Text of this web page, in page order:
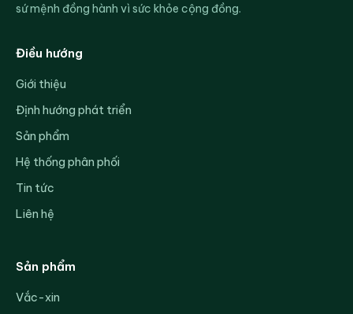
sứ mệnh đồng hành vì sức khỏe cộng đồng.
Điều hướng
Giới thiệu
Định hướng phát triển
Sản phẩm
Hệ thống phân phối
Tin tức
Liên hệ
Sản phẩm
Vắc-xin